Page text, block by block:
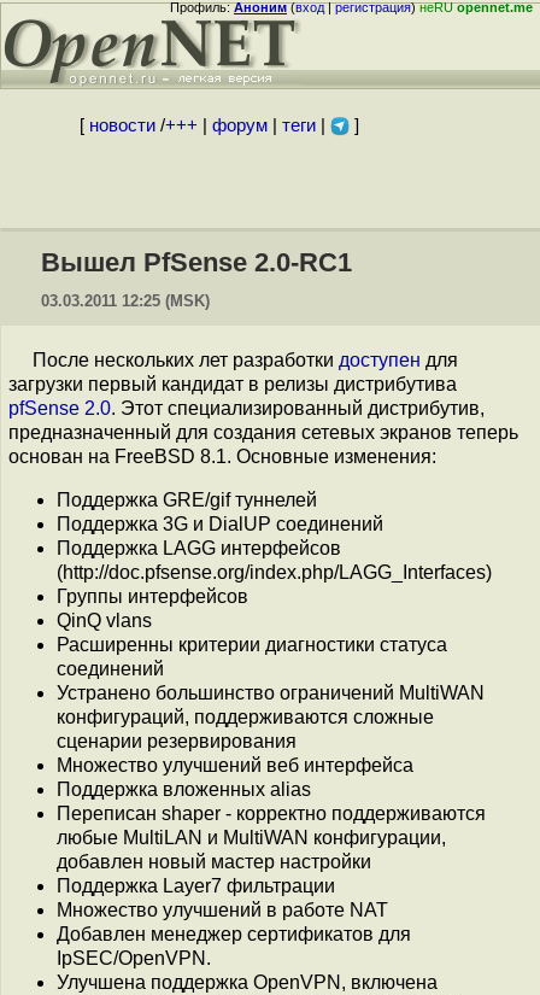
Профиль:Аноним(вход|регистрация)неRUopennet.me
[ новости/+++ форум| теги| ]
Вышел PfSense 2.0-RC1
03.03.2011 12:25 (MSK)
После нескольких лет разработки доступен для
загрузки первый кандидат в релизы дистрибутива
pfSense 2.0. Этот специализированный дистрибутив,
предназначенный для создания сетевых экранов теперь
основан на FreeBSD 8.1. Основные изменения:
Поддержка GRE/gif туннелей
Поддержка 3G и DialUP соединений
Поддержка LAGG интерфейсов
(http://doc.pfsense.org/index.php/LAGG_Interfaces)
Группы интерфейсов
QinQ vlans
Расширенны критерии диагностики статуса
соединений
Устранено большинство ограничений MultiWAN
конфигураций, поддерживаются сложные
сценарии резервирования
Множество улучшений веб интерфейса
Поддержка вложенных alias
Переписан shaper - корректно поддерживаются
любые MultiLAN и MultiWAN конфигурации,
добавлен новый мастер настройки
Поддержка Layer7 фильтрации
Множество улучшений в работе NAT
Добавлен менеджер сертификатов для
IpSEC/OpenVPN.
Улучшена поддержка OpenVPN, включена